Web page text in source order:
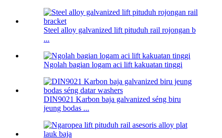
Steel alloy galvanized lift pituduh rail rojongan b
...
Ngolah bagian logam aci lift kakuatan tinggi
DIN9021 Karbon baja galvanized séng biru
jeung bodas ...